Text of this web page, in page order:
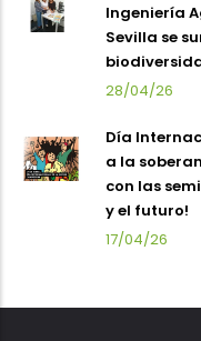
Ingeniería
Sevilla se
28/04/26
Día
a la
con las
y el futuro!
17/04/26